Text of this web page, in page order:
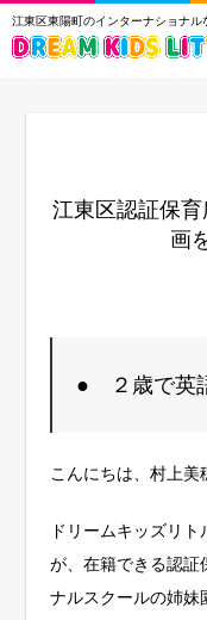
江東区東陽町のインターナショナ
江東区認証保
画
● ２歳で英
こんにちは、村上美
ドリームキッズリ
が、在籍できる認証
ナルスクールの姉妹